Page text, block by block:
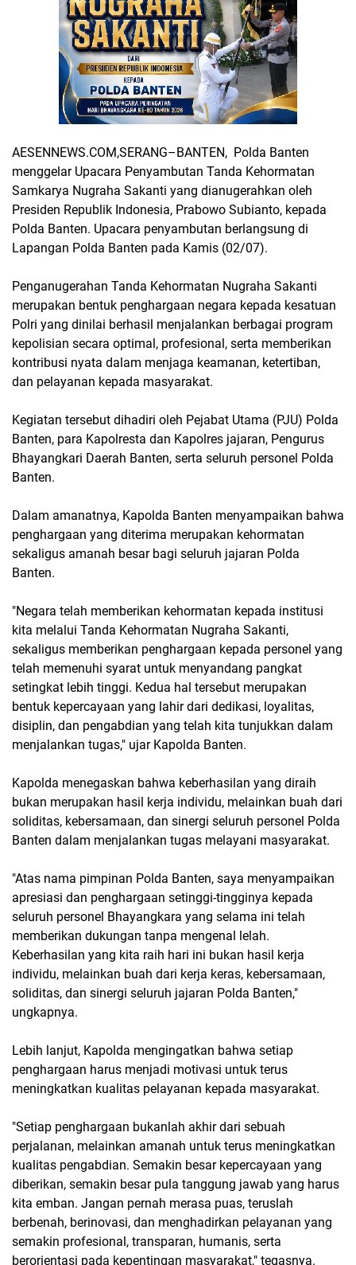
AESENNEWS.COM,SERANG–BANTEN, Polda Banten
menggelar Upacara Penyambutan Tanda Kehormatan
Samkarya Nugraha Sakanti yang dianugerahkan oleh
Presiden Republik Indonesia, Prabowo Subianto, kepada
Polda Banten. Upacara penyambutan berlangsung di
Lapangan Polda Banten pada Kamis (02/07).
Penganugerahan Tanda Kehormatan Nugraha Sakanti
merupakan bentuk penghargaan negara kepada kesatuan
Polri yang dinilai berhasil menjalankan berbagai program
kepolisian secara optimal, profesional, serta memberikan
kontribusi nyata dalam menjaga keamanan, ketertiban,
dan pelayanan kepada masyarakat.
Kegiatan tersebut dihadiri oleh Pejabat Utama (PJU) Polda
Banten, para Kapolresta dan Kapolres jajaran, Pengurus
Bhayangkari Daerah Banten, serta seluruh personel Polda
Banten.
Dalam amanatnya, Kapolda Banten menyampaikan bahwa
penghargaan yang diterima merupakan kehormatan
sekaligus amanah besar bagi seluruh jajaran Polda
Banten.
"Negara telah memberikan kehormatan kepada institusi
kita melalui Tanda Kehormatan Nugraha Sakanti,
sekaligus memberikan penghargaan kepada personel yang
telah memenuhi syarat untuk menyandang pangkat
setingkat lebih tinggi. Kedua hal tersebut merupakan
bentuk kepercayaan yang lahir dari dedikasi, loyalitas,
disiplin, dan pengabdian yang telah kita tunjukkan dalam
menjalankan tugas," ujar Kapolda Banten.
Kapolda menegaskan bahwa keberhasilan yang diraih
bukan merupakan hasil kerja individu, melainkan buah dari
soliditas, kebersamaan, dan sinergi seluruh personel Polda
Banten dalam menjalankan tugas melayani masyarakat.
"Atas nama pimpinan Polda Banten, saya menyampaikan
apresiasi dan penghargaan setinggi-tingginya kepada
seluruh personel Bhayangkara yang selama ini telah
memberikan dukungan tanpa mengenal lelah.
Keberhasilan yang kita raih hari ini bukan hasil kerja
individu, melainkan buah dari kerja keras, kebersamaan,
soliditas, dan sinergi seluruh jajaran Polda Banten,"
ungkapnya.
Lebih lanjut, Kapolda mengingatkan bahwa setiap
penghargaan harus menjadi motivasi untuk terus
meningkatkan kualitas pelayanan kepada masyarakat.
"Setiap penghargaan bukanlah akhir dari sebuah
perjalanan, melainkan amanah untuk terus meningkatkan
kualitas pengabdian. Semakin besar kepercayaan yang
diberikan, semakin besar pula tanggung jawab yang harus
kita emban. Jangan pernah merasa puas, teruslah
berbenah, berinovasi, dan menghadirkan pelayanan yang
semakin profesional, transparan, humanis, serta
berorientasi pada kepentingan masyarakat," tegasnya.